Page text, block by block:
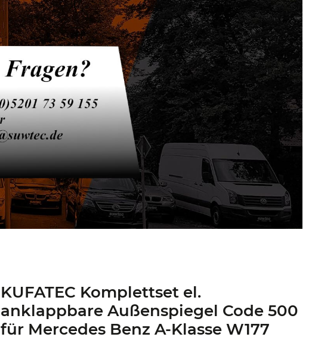
KUFATEC Komplettset el.
anklappbare Außenspiegel Code 500
für Mercedes Benz A-Klasse W177